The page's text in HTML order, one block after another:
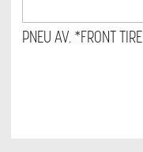
PNEU AV. *FRONT TIRE